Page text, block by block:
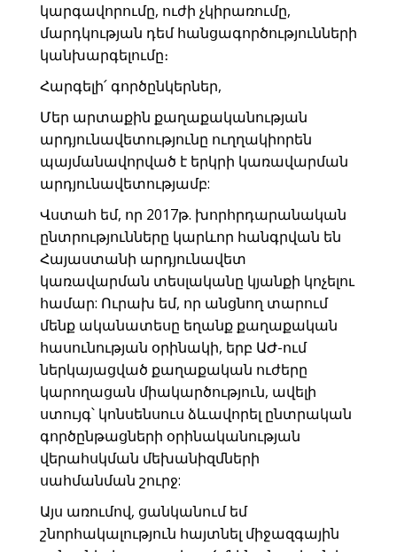
կարգավորումը, ուժի չկիրառումը,
մարդկության դեմ հանցագործությունների
կանխարգելումը։
Հարգելի՛ գործընկերներ,
Մեր արտաքին քաղաքականության
արդյունավետությունը ուղղակիորեն
պայմանավորված է երկրի կառավարման
արդյունավետությամբ:
Վստահ եմ, որ 2017թ. խորհրդարանական
ընտրությունները կարևոր հանգրվան են
Հայաստանի արդյունավետ
կառավարման տեսլականը կյանքի կոչելու
համար: Ուրախ եմ, որ անցնող տարում
մենք ականատեսը եղանք քաղաքական
հասունության օրինակի, երբ ԱԺ-ում
ներկայացված քաղաքական ուժերը
կարողացան միակարծություն, ավելի
ստույգ՝ կոնսենսուս ձևավորել ընտրական
գործընթացների օրինականության
վերահսկման մեխանիզմների
սահմանման շուրջ:
Այս առումով, ցանկանում եմ
շնորհակալություն հայտնել միջազգային